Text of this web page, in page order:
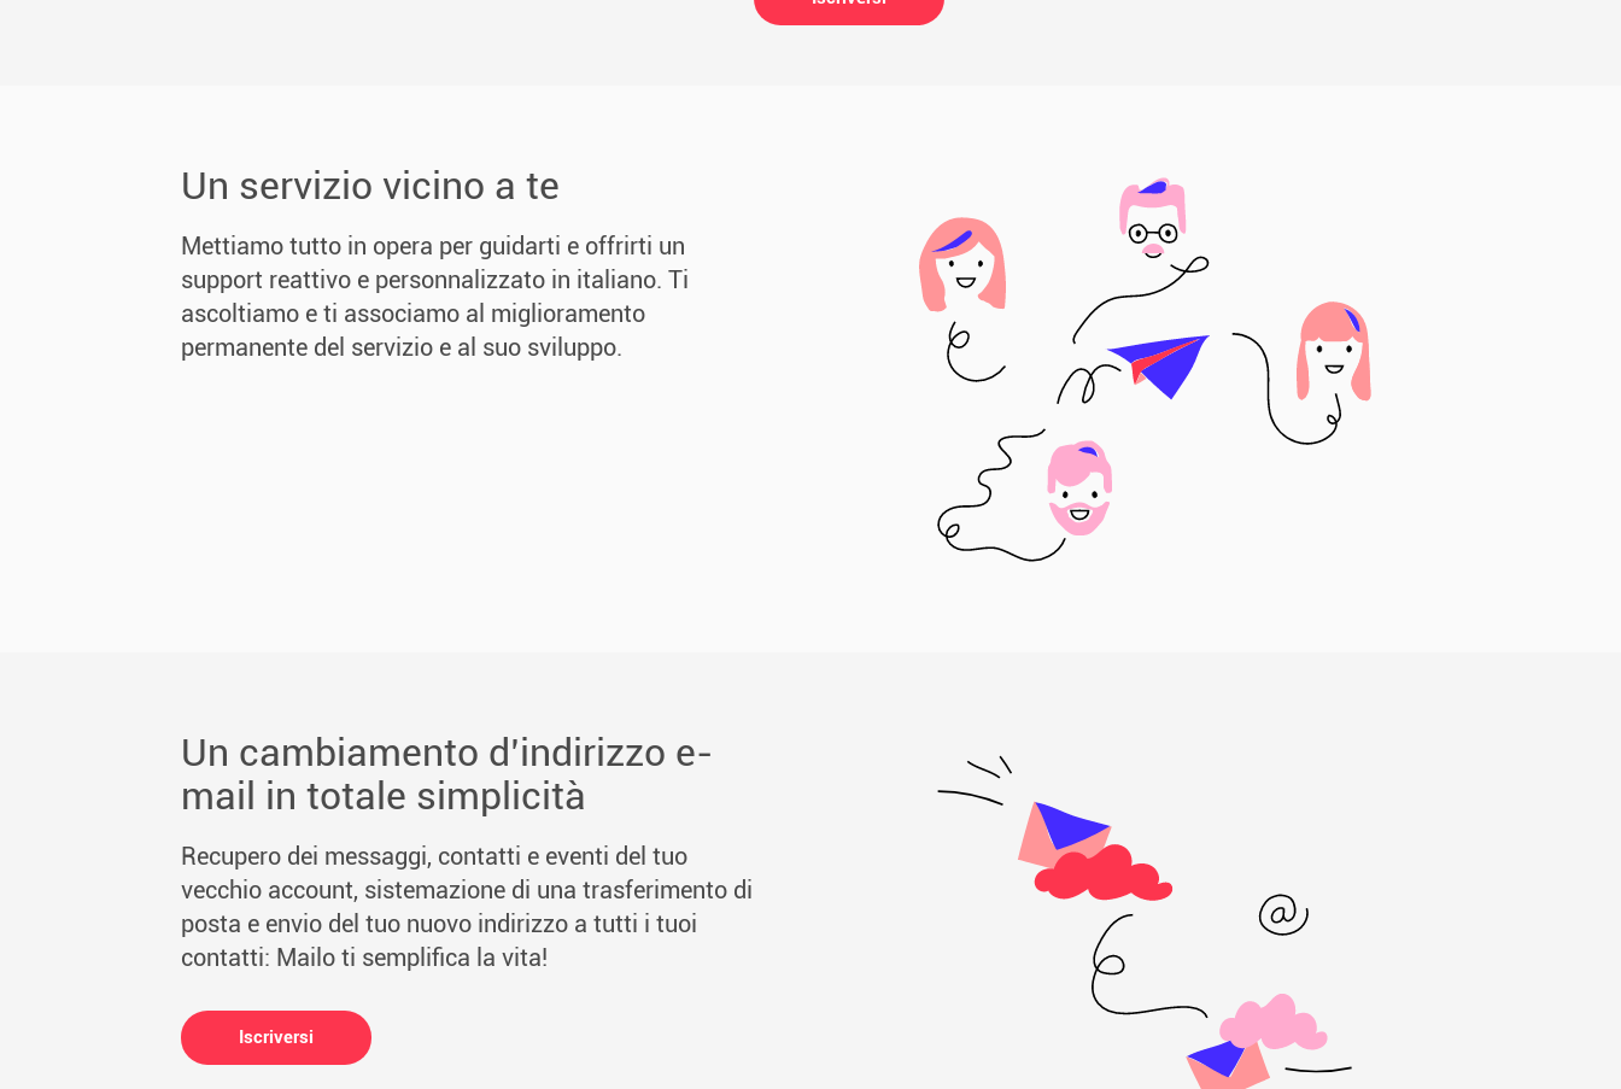
Un servizio vicino a te
Mettiamo tutto in opera per guidarti e offrirti un
support reattivo e personnalizzato in italiano. Ti
ascoltiamo e ti associamo al miglioramento
permanente del servizio e al suo sviluppo.
Un cambiamento d’indirizzo e-
mail in totale simplicità
Recupero dei messaggi, contatti e eventi del tuo
vecchio account, sistemazione di una trasferimento di
posta e envio del tuo nuovo indirizzo a tutti i tuoi
contatti: Mailo ti semplifica la vita!
Iscriversi